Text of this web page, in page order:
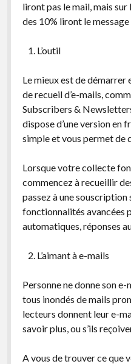
liront pas le mail, mais sur
des 10% liront le
L’outil
Le mieux est de
de recueil d’e-mails,
Subscribers &
dispose d’une version en
simple et vous permet de
Lorsque votre collecte
commencez à recueillir
passez à une
fonctionnalités avancées
automatiques, réponses
L’aimant à e-mails
Personne ne donne son
tous inondés de mails
lecteurs donnent leur e-
savoir plus, ou s’ils
A vous de trouver ce que